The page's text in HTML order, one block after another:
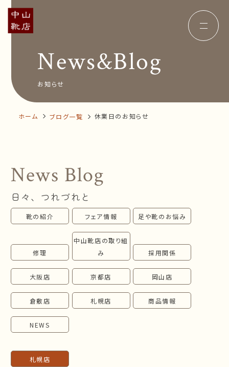
Concept コンセプト
Insole オーダー中敷き
News&Blog
Company 会社概要
オンラインショップ
お問い合わせ
News&Blog
お知らせ
ホーム ブログ一覧 休業日のお知らせ
News Blog
日々、つれづれと
靴の紹介 フェア情報 足や靴のお悩み
修理
中山靴店の取り組
み
採用関係
大阪店 京都店 岡山店
倉敷店 札幌店 商品情報
NEWS
札幌店